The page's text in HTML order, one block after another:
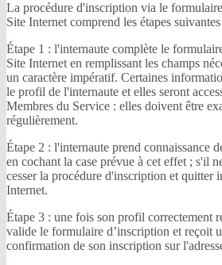
La procédure d'inscription via le
Site Internet comprend les étapes suivantes
Étape 1 : l'internaute complète le
Site Internet en remplissant les champs
un caractère impératif. Certaines
le profil de l'internaute et elles seront
Membres du Service : elles doivent être
régulièrement.
Étape 2 : l'internaute prend connaissance
en cochant la case prévue à cet effet ; s'il
cesser la procédure d'inscription et quitter
Internet.
Étape 3 : une fois son profil correctement
valide le formulaire d’inscription et reçoit
confirmation de son inscription sur